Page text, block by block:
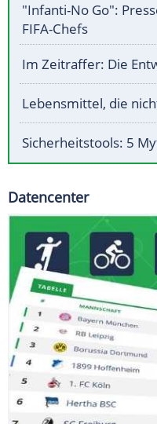
"Infanti-No Go":
FIFA-Chefs
Im Zeitraffer: Die
Lebensmittel, die
Sicherheitstools: 5
Datencenter